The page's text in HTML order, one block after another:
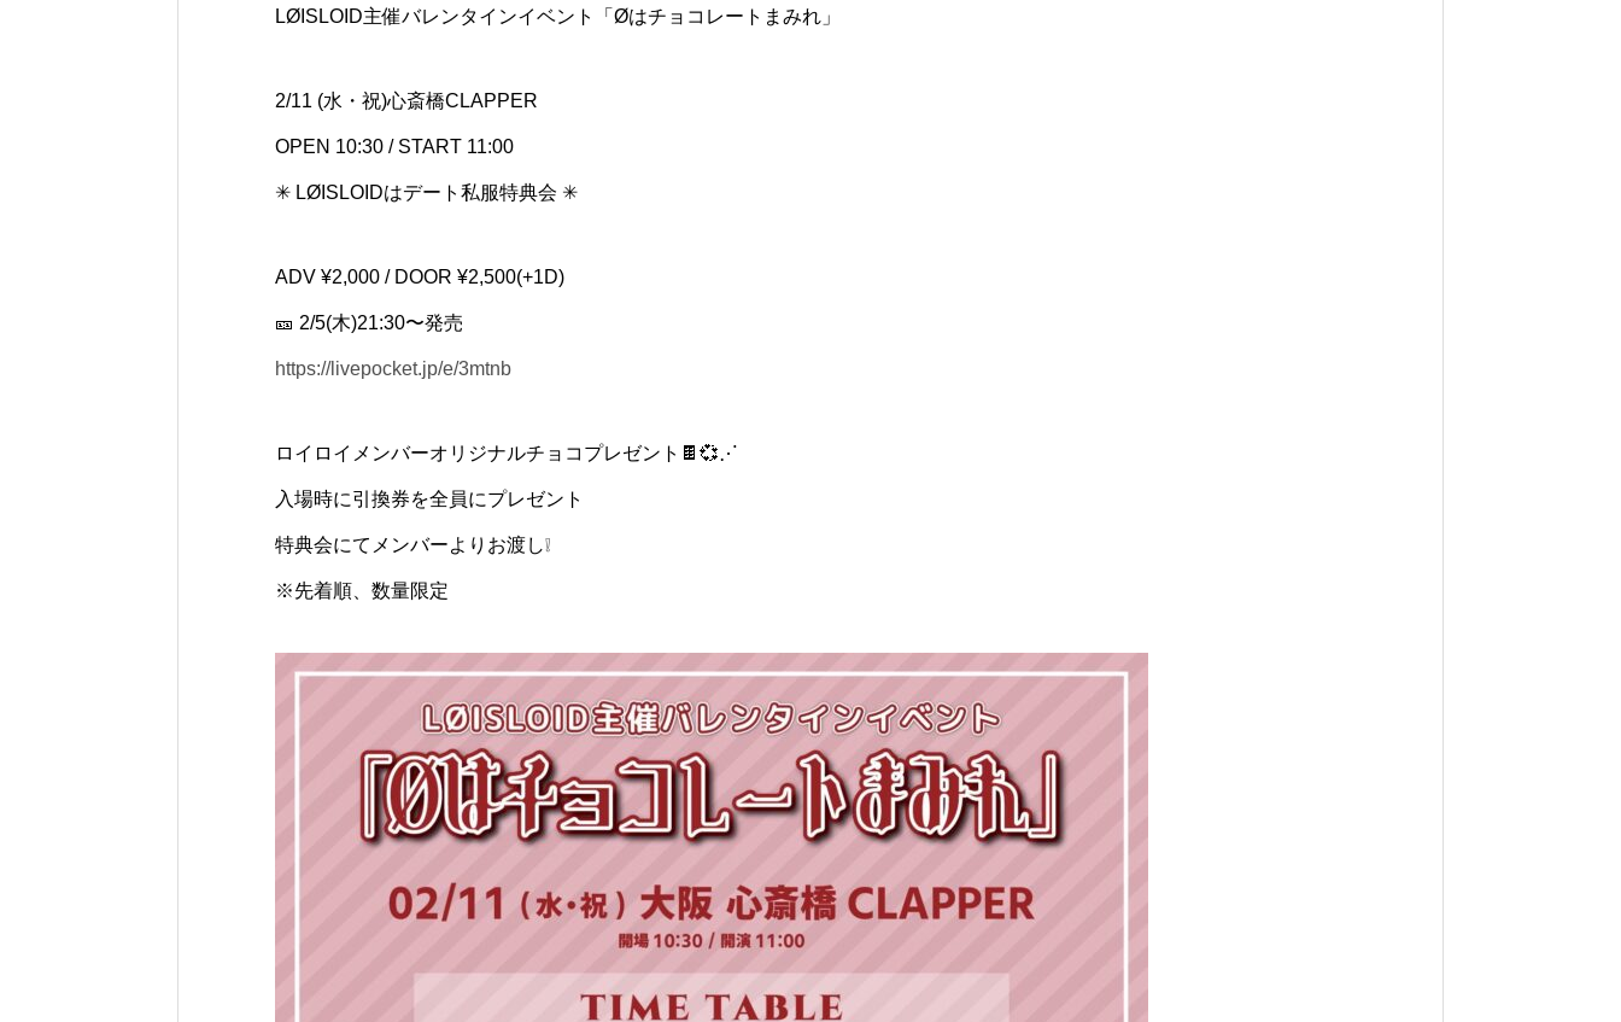
LØISLOID主催バレンタインイベント「Øはチョコレートまみれ」
2/11 (水・祝)心斎橋CLAPPER
OPEN 10:30 / START 11:00
✳︎ LØISLOIDはデート私服特典会 ✳︎
ADV ¥2,000 / DOOR ¥2,500(+1D)
🎫 2/5(木)21:30〜発売
https://livepocket.jp/e/3mtnb
ロイロイメンバーオリジナルチョコプレゼント🍫💞⋰
入場時に引換券を全員にプレゼント
特典会にてメンバーよりお渡し❕
※先着順、数量限定